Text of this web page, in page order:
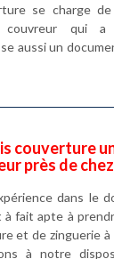
se charge
qui a
aussi un
couverture
près de
dans le
fait apte à
et de zinguerie
à notre